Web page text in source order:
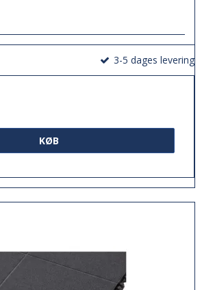
3-5 dages levering
KØB